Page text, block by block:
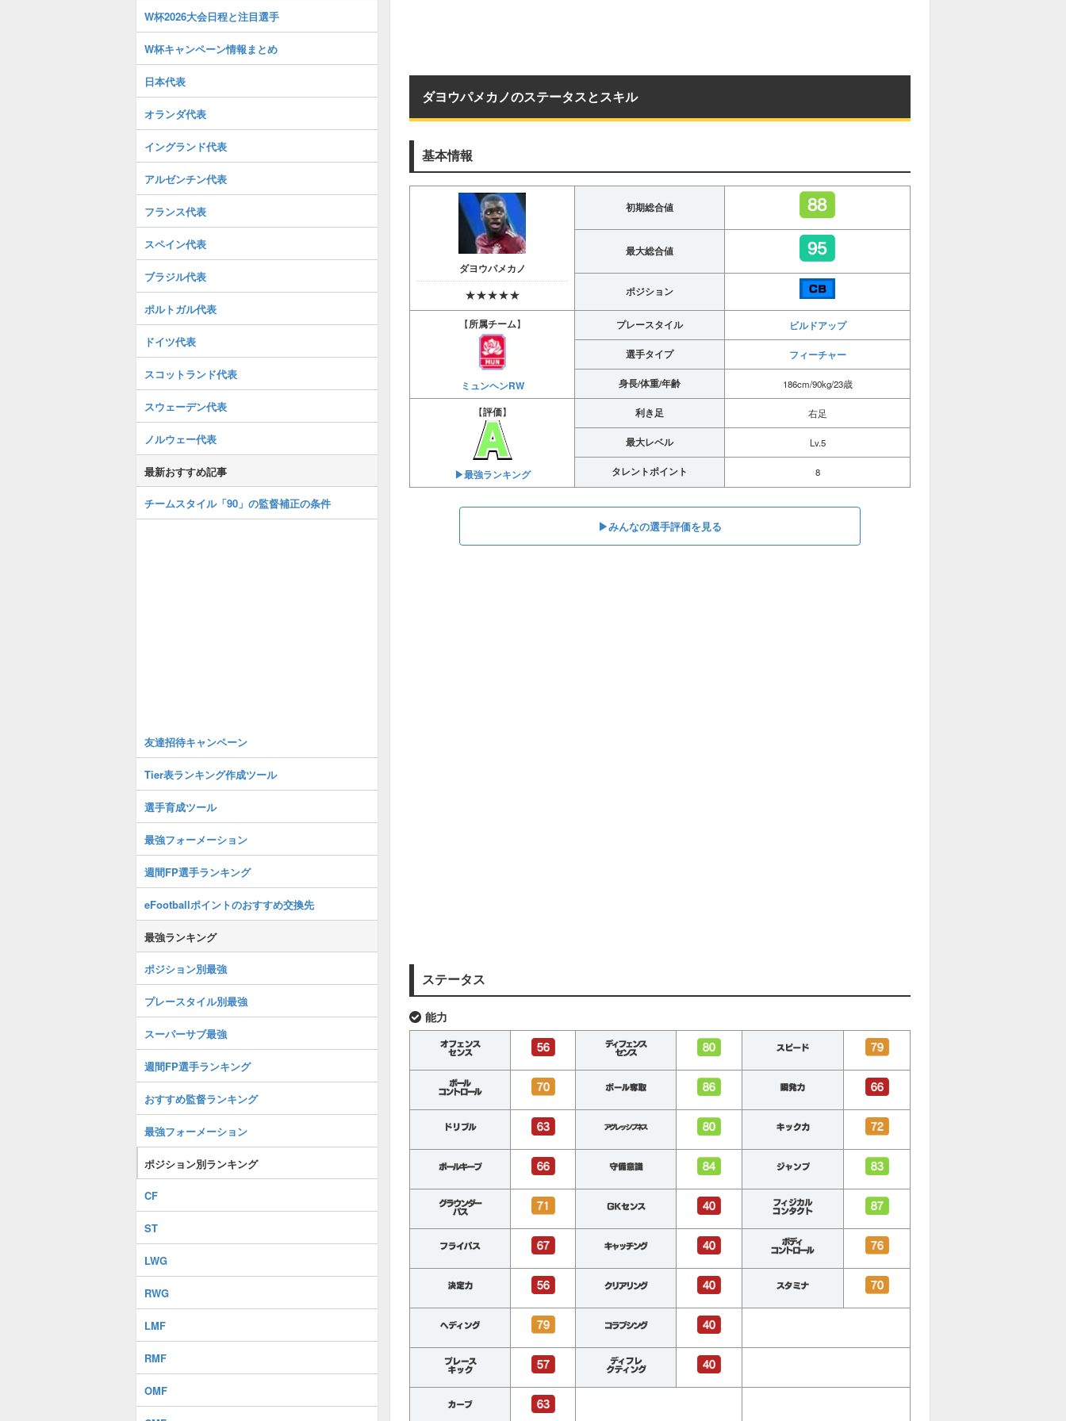
ダヨウパメカノのステータスとスキル
基本情報
ダヨウパメカノ
★★★★★
初期総合値
最大総合値
ポジション
【所属チーム】
ミュンヘンRW
プレースタイル ビルドアップ
選手タイプ フィーチャー
身長/体重/年齢 186cm/90kg/23歳
【評価】
▶︎最強ランキング
利き足 右足
最大レベル Lv.5
タレントポイント 8
▶︎みんなの選手評価を見る
ステータス
能力
W杯2026大会日程と注目選手
W杯キャンペーン情報まとめ
日本代表
オランダ代表
イングランド代表
アルゼンチン代表
フランス代表
スペイン代表
ブラジル代表
ポルトガル代表
ドイツ代表
スコットランド代表
スウェーデン代表
ノルウェー代表
最新おすすめ記事
チームスタイル「90」の監督補正の条件
友達招待キャンペーン
Tier表ランキング作成ツール
選手育成ツール
最強フォーメーション
週間FP選手ランキング
eFootballポイントのおすすめ交換先
最強ランキング
ポジション別最強
プレースタイル別最強
スーパーサブ最強
週間FP選手ランキング
おすすめ監督ランキング
最強フォーメーション
ポジション別ランキング
CF
ST
LWG
RWG
LMF
RMF
OMF